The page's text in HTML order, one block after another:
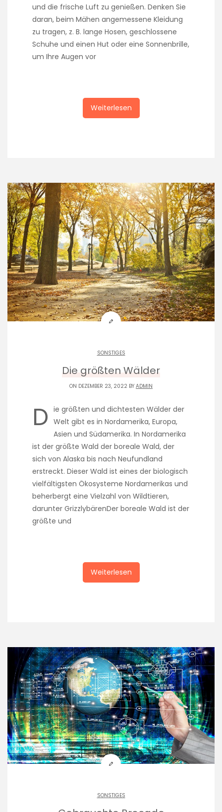
und die frische Luft zu genießen. Denken Sie
daran, beim Mähen angemessene Kleidung
zu tragen, z. B. lange Hosen, geschlossene
Schuhe und einen Hut oder eine Sonnenbrille,
um Ihre Augen vor
Weiterlesen
SONSTIGES
Die größten Wälder
ON DEZEMBER 23, 2022 BY ADMIN
D ie größten und dichtesten Wälder der
Welt gibt es in Nordamerika, Europa,
Asien und Südamerika. In Nordamerika
ist der größte Wald der boreale Wald, der
sich von Alaska bis nach Neufundland
erstreckt. Dieser Wald ist eines der biologisch
vielfältigsten Ökosysteme Nordamerikas und
beherbergt eine Vielzahl von Wildtieren,
darunter GrizzlybärenDer boreale Wald ist der
größte und
Weiterlesen
SONSTIGES